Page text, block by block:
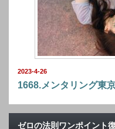
2023-4-26
1668.メンタリング東
ゼロの法則ワンポイント